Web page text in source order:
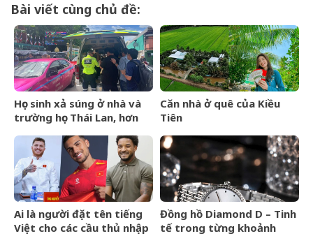
Bài viết cùng chủ đề:
Học sinh xả súng ở nhà và
trường học Thái Lan, hơn
Căn nhà ở quê của Kiều
Tiên
Ai là người đặt tên tiếng
Việt cho các cầu thủ nhập
Đồng hồ Diamond D – Tinh
tế trong từng khoảnh